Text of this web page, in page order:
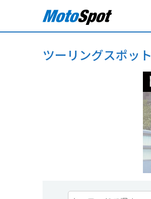
ツーリングスポット